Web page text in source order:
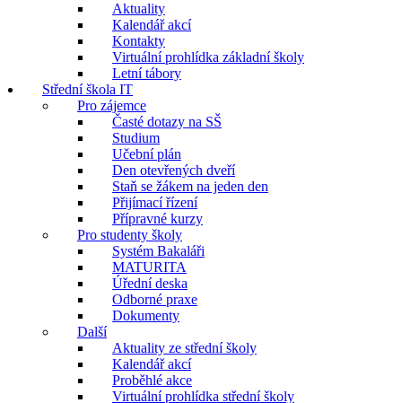
Aktuality
Kalendář akcí
Kontakty
Virtuální prohlídka základní školy
Letní tábory
Střední škola IT
Pro zájemce
Časté dotazy na SŠ
Studium
Učební plán
Den otevřených dveří
Staň se žákem na jeden den
Přijímací řízení
Přípravné kurzy
Pro studenty školy
Systém Bakaláři
MATURITA
Úřední deska
Odborné praxe
Dokumenty
Další
Aktuality ze střední školy
Kalendář akcí
Proběhlé akce
Virtuální prohlídka střední školy